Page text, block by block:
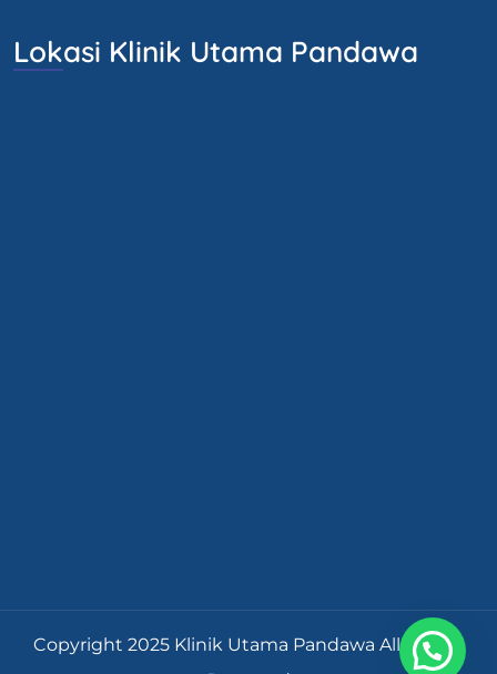
Lokasi Klinik Utama Pandawa
Copyright 2025 Klinik Utama Pandawa All Rights